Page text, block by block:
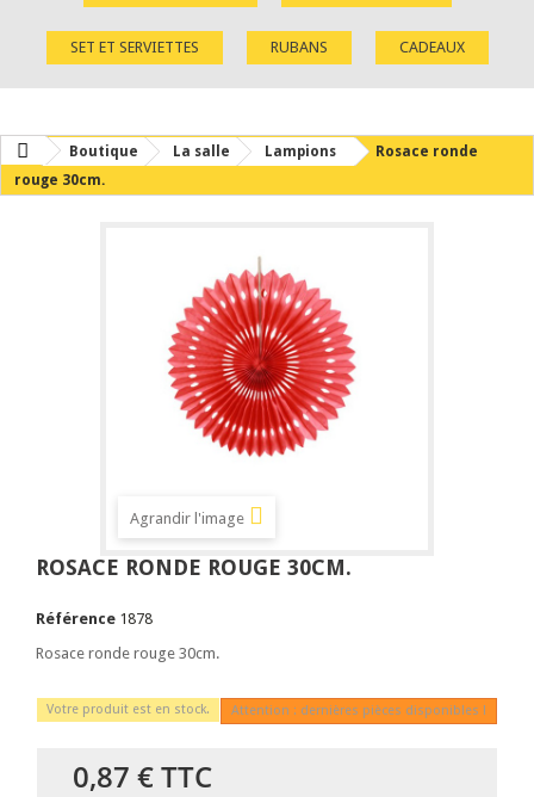
SET ET SERVIETTES RUBANS CADEAUX
Boutique La salle Lampions
Rosace ronde
rouge 30cm.
Agrandir l'image
ROSACE RONDE ROUGE 30CM.
Référence 1878
Rosace ronde rouge 30cm.
Votre produit est en stock. Attention : dernières pièces disponibles !
0,87 €TTC